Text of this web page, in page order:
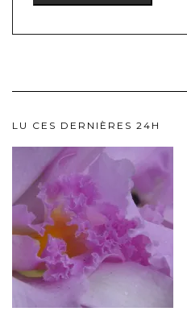
LU CES DERNIÈRES 24H